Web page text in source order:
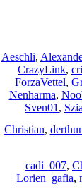
Aeschli,
CrazyLink,
ForzaVettel,
Nenharma,
Sven01 ,
Christian,
cadi_007,
Lorien_gafia,